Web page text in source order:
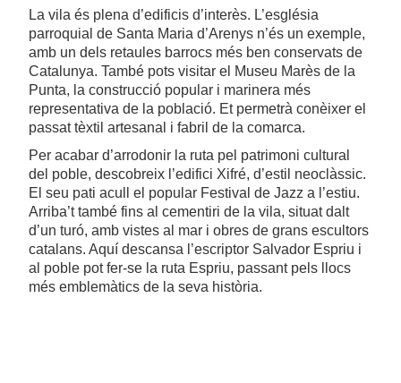
La vila és plena d’edificis d’interès. L’església
parroquial de Santa Maria d’Arenys n’és un exemple,
amb un dels retaules barrocs més ben conservats de
Catalunya. També pots visitar el Museu Marès de la
Punta, la construcció popular i marinera més
representativa de la població. Et permetrà conèixer el
passat tèxtil artesanal i fabril de la comarca.
Per acabar d’arrodonir la ruta pel patrimoni cultural
del poble, descobreix l’edifici Xifré, d’estil neoclàssic.
El seu pati acull el popular Festival de Jazz a l’estiu.
Arriba’t també fins al cementiri de la vila, situat dalt
d’un turó, amb vistes al mar i obres de grans escultors
catalans. Aquí descansa l’escriptor Salvador Espriu i
al poble pot fer-se la ruta Espriu, passant pels llocs
més emblemàtics de la seva història.